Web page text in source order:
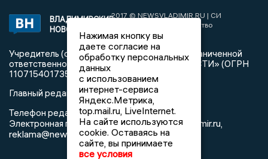
ВЛАДИМИРСКИЕ
НОВОСТИ
2017 © NEWSVLADIMIR.RU | СИ
«Информационное агентство
Владимирские новости»
Учредитель (соучредители): Общество с ограниченной
ответственностью «РЕГИОНАЛЬНЫЕ НОВОСТИ» (ОГРН
1107154017354)
Главный редактор: Мазов С. А.
Телефон редакции:8 (4922) 666916
Электронная почта редакции:info@newsvladimir.ru
reklama@newsvladimir.ru
Нажимая кнопку вы
даете согласие на
обработку персональных
данных
с использованием
интернет-сервиса
Яндекс.Метрика,
top.mail.ru, LiveInternet.
На сайте используются
cookie. Оставаясь на
сайте, вы принимаете
все условия